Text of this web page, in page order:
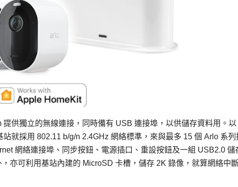
供獨立的無線連接，同時備有 USB 連接埠，以供儲存資料用。
就採用 802.11 b/g/n 2.4GHz 網絡標準，來與最多 15 個 Arlo 系列
網絡連接埠、同步按鈕、電源插口、重設按鈕及一組 USB2.0 儲
亦可利用基站內建的 MicroSD 卡槽，儲存 2K 錄像，就算網絡中